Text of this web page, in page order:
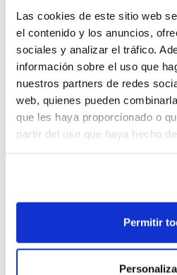
Las cookies de este sitio web
el contenido y los anuncios,
sociales y analizar el tráfico.
información sobre el uso que
nuestros partners de redes
web, quienes pueden
que les haya proporcionado o
partir del uso que haya hecho
Permitir
Ya puedes descargarte el
Liga Femenina 2 Grupo B,
temporada 2015/2016.
Un total de 14 equipos
temporada 2015/2016, entre
Picken Claretcomo único
Comunidad
calendario de
ETIQUETAS liga femenina2